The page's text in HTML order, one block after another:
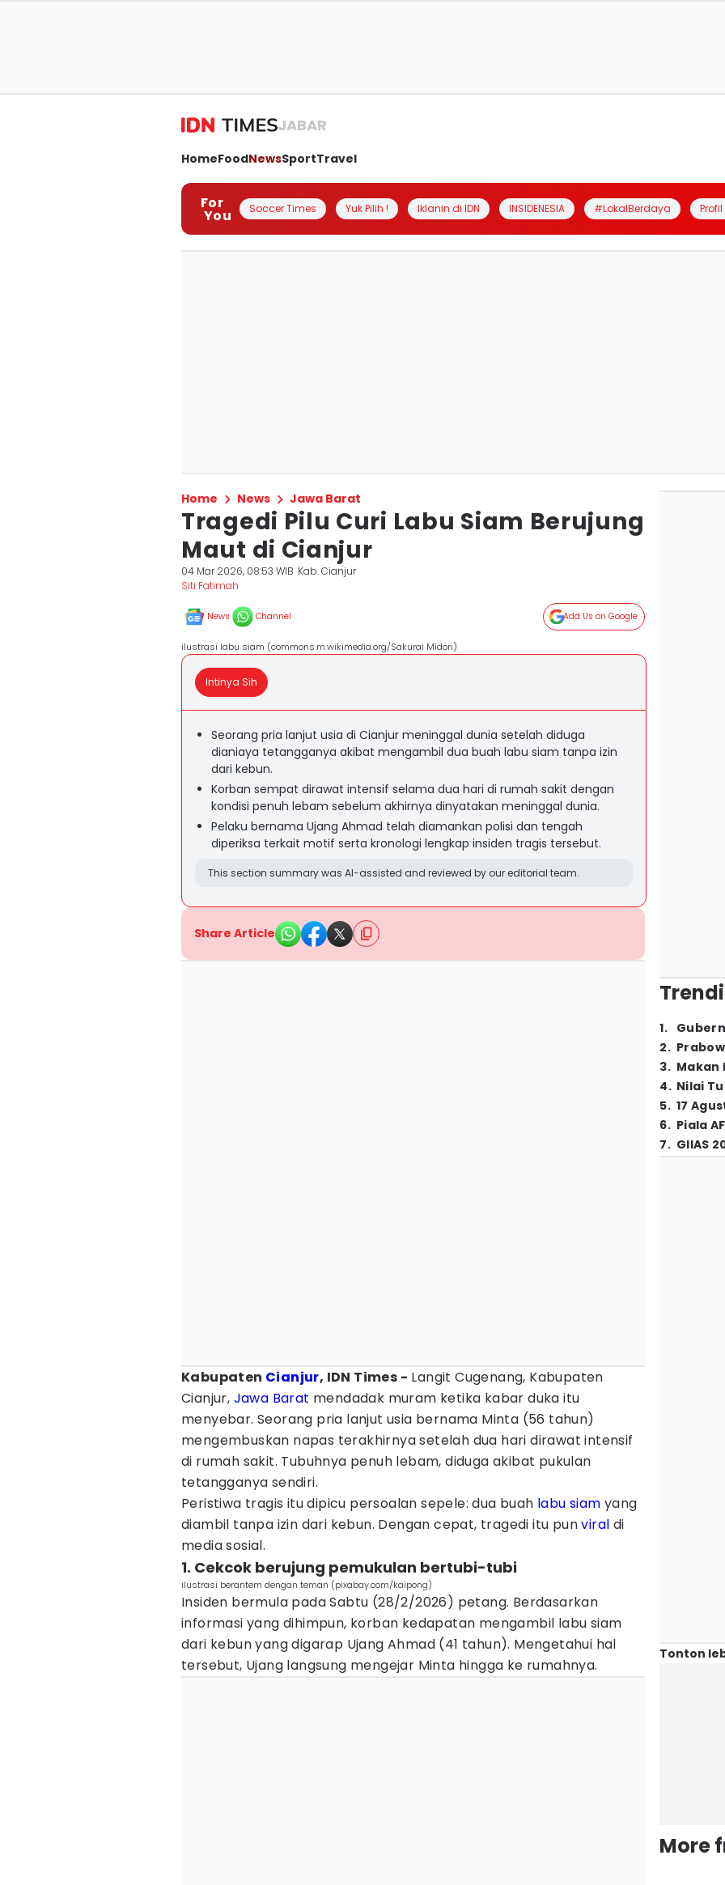
JABAR
HomeFoodNewsSportTravel
For
You Soccer Times Yuk Pilih ! Iklanin di IDN INSIDENESIA #LokalBerdaya
Home News Jawa Barat
Tragedi Pilu Curi Labu Siam Berujung
Maut di Cianjur
04 Mar 2026, 08:53 WIB Kab. Cianjur
Siti Fatimah
News Channel Add Us on Google
ilustrasi labu siam (commons.m.wikimedia.org/Sakurai Midori)
Intinya Sih
Seorang pria lanjut usia di Cianjur meninggal dunia setelah diduga
dianiaya tetangganya akibat mengambil dua buah labu siam tanpa izin
dari kebun.
Korban sempat dirawat intensif selama dua hari di rumah sakit dengan
kondisi penuh lebam sebelum akhirnya dinyatakan meninggal dunia.
Pelaku bernama Ujang Ahmad telah diamankan polisi dan tengah
diperiksa terkait motif serta kronologi lengkap insiden tragis tersebut.
This section summary was AI-assisted and reviewed by our editorial team.
Share Article
Kabupaten Cianjur, IDN Times - Langit Cugenang, Kabupaten
Cianjur, Jawa Barat mendadak muram ketika kabar duka itu
menyebar. Seorang pria lanjut usia bernama Minta (56 tahun)
mengembuskan napas terakhirnya setelah dua hari dirawat intensif
di rumah sakit. Tubuhnya penuh lebam, diduga akibat pukulan
tetangganya sendiri.
Peristiwa tragis itu dipicu persoalan sepele: dua buah labu siam yang
diambil tanpa izin dari kebun. Dengan cepat, tragedi itu punviral di
media sosial.
1. Cekcok berujung pemukulan bertubi-tubi
ilustrasi berantem dengan teman (pixabay.com/kaipong)
Insiden bermula pada Sabtu (28/2/2026) petang. Berdasarkan
informasi yang dihimpun, korban kedapatan mengambil labu siam
dari kebun yang digarap Ujang Ahmad (41 tahun). Mengetahui hal
tersebut, Ujang langsung mengejar Minta hingga ke rumahnya.
1.
2.
3. Makan
4. Nilai
5. 17
6. Piala
7. GIIAS
Tonton
More